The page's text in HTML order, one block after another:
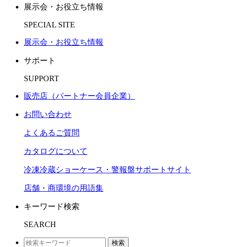
展示会・お役立ち情報
SPECIAL SITE
展示会・お役立ち情報
サポート
SUPPORT
販売店（パートナー会員企業）
お問い合わせ
よくあるご質問
カタログについて
冷凍冷蔵ショーケース・警報盤サポートサイト
店舗・商環境の用語集
キーワード検索
SEARCH
検索